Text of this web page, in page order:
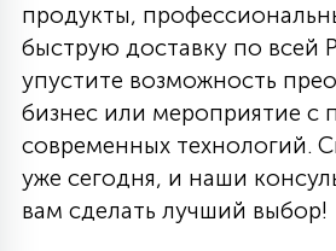
продукты,
быструю доставку по всей
упустите возможность
бизнес или мероприятие
современных технологий.
уже сегодня, и наши
вам сделать лучший выбор!